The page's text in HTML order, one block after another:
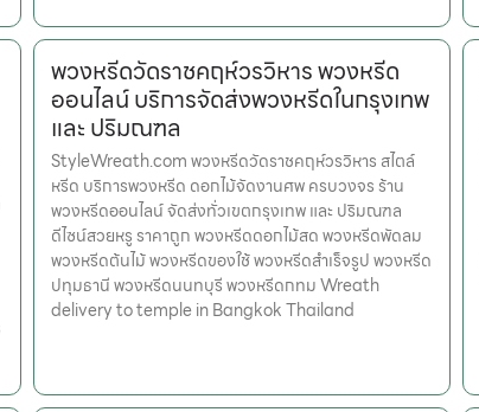
พวงหรีดวัดราชคฤห์วรวิหาร พวงหรีด
ออนไลน์ บริการจัดส่งพวงหรีดในกรุงเทพ
และ ปริมณฑล
StyleWreath.com พวงหรีดวัดราชคฤห์วรวิหาร สไตล์
หรีด บริการพวงหรีด ดอกไม้จัดงานศพ ครบวงจร ร้าน
พวงหรีดออนไลน์ จัดส่งทั่วเขตกรุงเทพ และ ปริมณฑล
ดีไซน์สวยหรู ราคาถูก พวงหรีดดอกไม้สด พวงหรีดพัดลม
พวงหรีดต้นไม้ พวงหรีดของใช้ พวงหรีดสำเร็จรูป พวงหรีด
ปทุมธานี พวงหรีดนนทบุรี พวงหรีดกทม Wreath
delivery to temple in Bangkok Thailand